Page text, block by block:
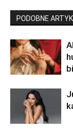
PODOBNE